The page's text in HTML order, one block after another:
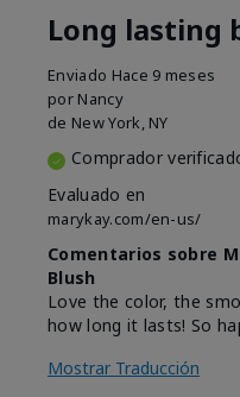
Long lasting
Enviado Hace 9 meses
por Nancy
de New York, NY
Comprador
Evaluado en
marykay.com/en-us/
Comentarios sobre
Blush
Love the color, the
how long it lasts! So
Mostrar Traducción